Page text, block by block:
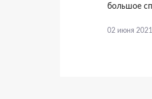
большое
02 июня